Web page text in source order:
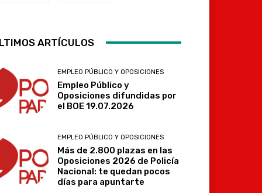
ARTÍCULOS
EMPLEO PÚBLICO Y OPOSICIONES
Empleo Público y
Oposiciones difundidas por
el BOE 19.07.2026
EMPLEO PÚBLICO Y OPOSICIONES
Más de 2.800 plazas en las
Oposiciones 2026 de Policía
Nacional: te quedan pocos
días para apuntarte